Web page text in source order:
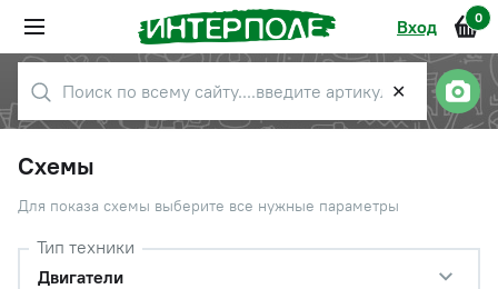
Вход 0
✕
Схемы
Для показа схемы выберите все нужные параметры
Тип техники
Двигатели